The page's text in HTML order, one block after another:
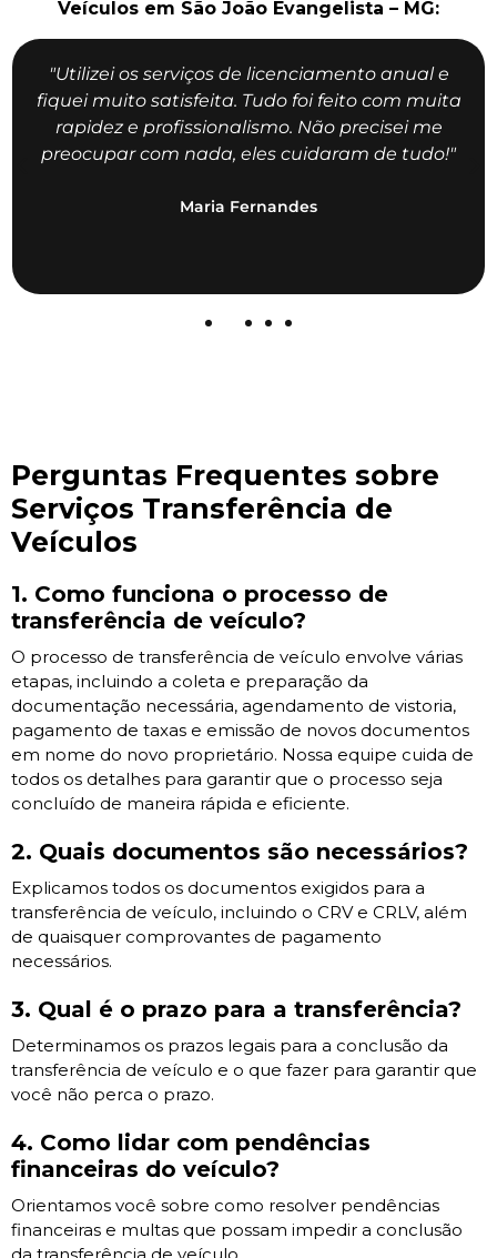
Veículos em São João Evangelista – MG:
"Utilizei os serviços de licenciamento anual e
fiquei muito satisfeita. Tudo foi feito com muita
rapidez e profissionalismo. Não precisei me
preocupar com nada, eles cuidaram de tudo!"
Maria Fernandes
Perguntas Frequentes sobre
Serviços Transferência de
Veículos
1. Como funciona o processo de
transferência de veículo?
O processo de transferência de veículo envolve várias
etapas, incluindo a coleta e preparação da
documentação necessária, agendamento de vistoria,
pagamento de taxas e emissão de novos documentos
em nome do novo proprietário. Nossa equipe cuida de
todos os detalhes para garantir que o processo seja
concluído de maneira rápida e eficiente.
2. Quais documentos são necessários?
Explicamos todos os documentos exigidos para a
transferência de veículo, incluindo o CRV e CRLV, além
de quaisquer comprovantes de pagamento
necessários.
3. Qual é o prazo para a transferência?
Determinamos os prazos legais para a conclusão da
transferência de veículo e o que fazer para garantir que
você não perca o prazo.
4. Como lidar com pendências
financeiras do veículo?
Orientamos você sobre como resolver pendências
financeiras e multas que possam impedir a conclusão
da transferência de veículo.